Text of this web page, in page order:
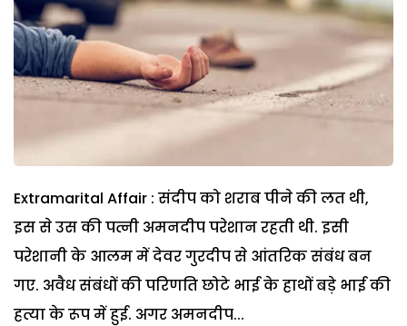
Extramarital Affair : संदीप को शराब पीने की लत थी,
इस से उस की पत्नी अमनदीप परेशान रहती थी. इसी
परेशानी के आलम में देवर गुरदीप से आंतरिक संबंध बन
गए. अवैध संबंधों की परिणति छोटे भाई के हाथों बड़े भाई की
हत्या के रूप में हुई. अगर अमनदीप...